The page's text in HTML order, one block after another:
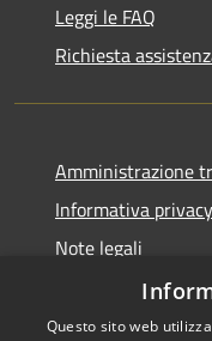
Leggi le FAQ
Richiesta
Amministrazione
Informativa privacy
Note legali
Dichiarazione di
Questo sito web